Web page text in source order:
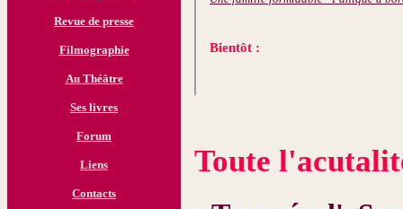
Revue de presse
Filmographie
Au Théâtre
Ses livres
Forum
Liens
Contacts
Toute